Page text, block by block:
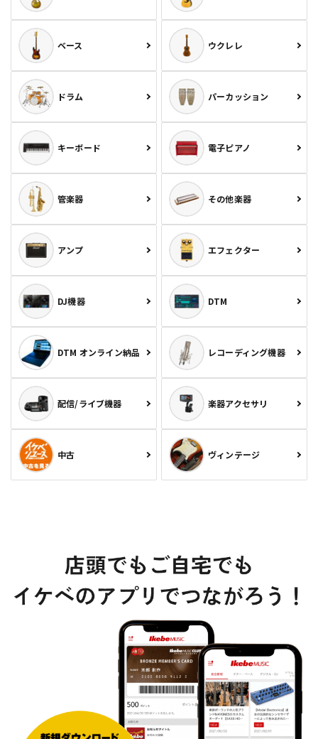
ベース ウクレレ
ドラム パーカッション
キーボード 電子ピアノ
管楽器 その他楽器
アンプ エフェクター
DJ機器 DTM
DTM オンライン納品 レコーディング機器
配信/ライブ機器 楽器アクセサリ
中古 ヴィンテージ